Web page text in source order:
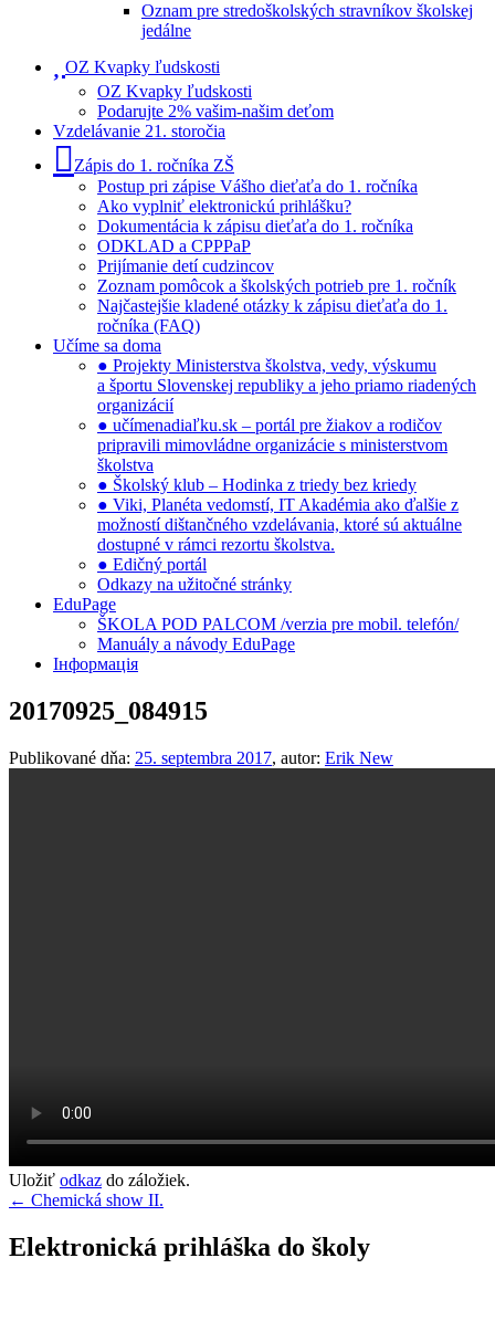
Oznam pre stredoškolských stravníkov školskej
jedálne
OZ Kvapky ľudskosti
OZ Kvapky ľudskosti
Podarujte 2% vašim-našim deťom
Vzdelávanie 21. storočia
Zápis do 1. ročníka ZŠ
Postup pri zápise Vášho dieťaťa do 1. ročníka
Ako vyplniť elektronickú prihlášku?
Dokumentácia k zápisu dieťaťa do 1. ročníka
ODKLAD a CPPPaP
Prijímanie detí cudzincov
Zoznam pomôcok a školských potrieb pre 1. ročník
Najčastejšie kladené otázky k zápisu dieťaťa do 1.
ročníka (FAQ)
Učíme sa doma
● Projekty Ministerstva školstva, vedy, výskumu
a športu Slovenskej republiky a jeho priamo riadených
organizácií
● učímenadiaľku.sk – portál pre žiakov a rodičov
pripravili mimovládne organizácie s ministerstvom
školstva
● Školský klub – Hodinka z triedy bez kriedy
● Viki, Planéta vedomstí, IT Akadémia ako ďalšie z
možností dištančného vzdelávania, ktoré sú aktuálne
dostupné v rámci rezortu školstva.
● Edičný portál
Odkazy na užitočné stránky
EduPage
ŠKOLA POD PALCOM /verzia pre mobil. telefón/
Manuály a návody EduPage
Інформація
20170925_084915
Publikované dňa: 25. septembra 2017, autor: Erik New
Uložiť odkaz do záložiek.
Navigácia
v
článku
← Chemická show II.
Elektronická prihláška do školy